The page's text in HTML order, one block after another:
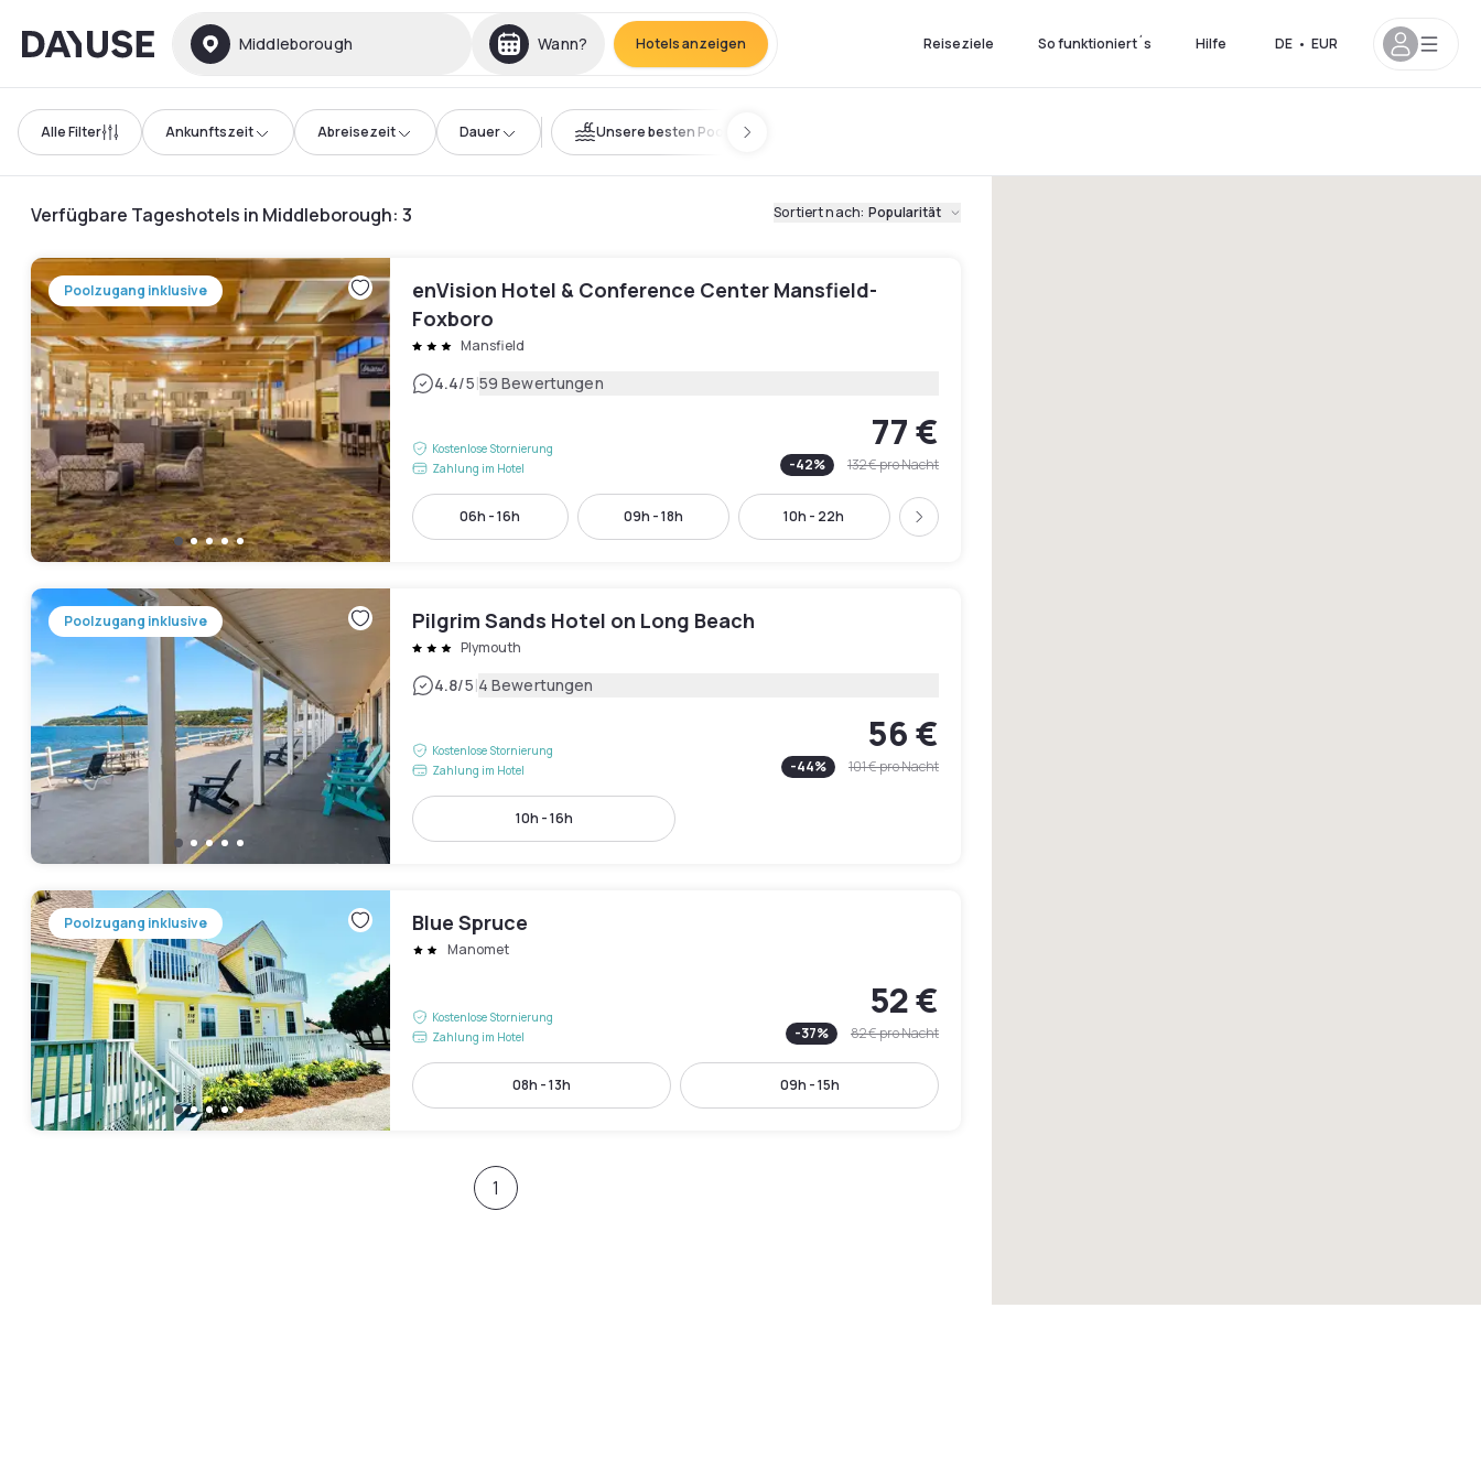
Dayuse Middleborough Wann? Hotels anzeigen Reiseziele So funktioniert´s Hilfe DE • EUR
Alle Filter Ankunftszeit Abreisezeit Dauer Unsere besten Pools
Verfügbare Tageshotels in Middleborough: 3 Sortiert nach: Popularität
Poolzugang inklusive
enVision Hotel & Conference Center Mansfield-
Foxboro
Mansfield
4.4/5|59 Bewertungen
Kostenlose Stornierung
Zahlung im Hotel
77 €
-42% 132 €pro Nacht
06h - 16h 09h - 18h 10h - 22h Weiter
Poolzugang inklusive Pilgrim Sands Hotel on Long Beach
Plymouth
4.8/5|4 Bewertungen
Kostenlose Stornierung
Zahlung im Hotel
56 €
-44% 101 €pro Nacht
10h - 16h
Poolzugang inklusive Blue Spruce
Manomet
Kostenlose Stornierung
Zahlung im Hotel
52 €
-37% 82 €pro Nacht
08h - 13h 09h - 15h
1